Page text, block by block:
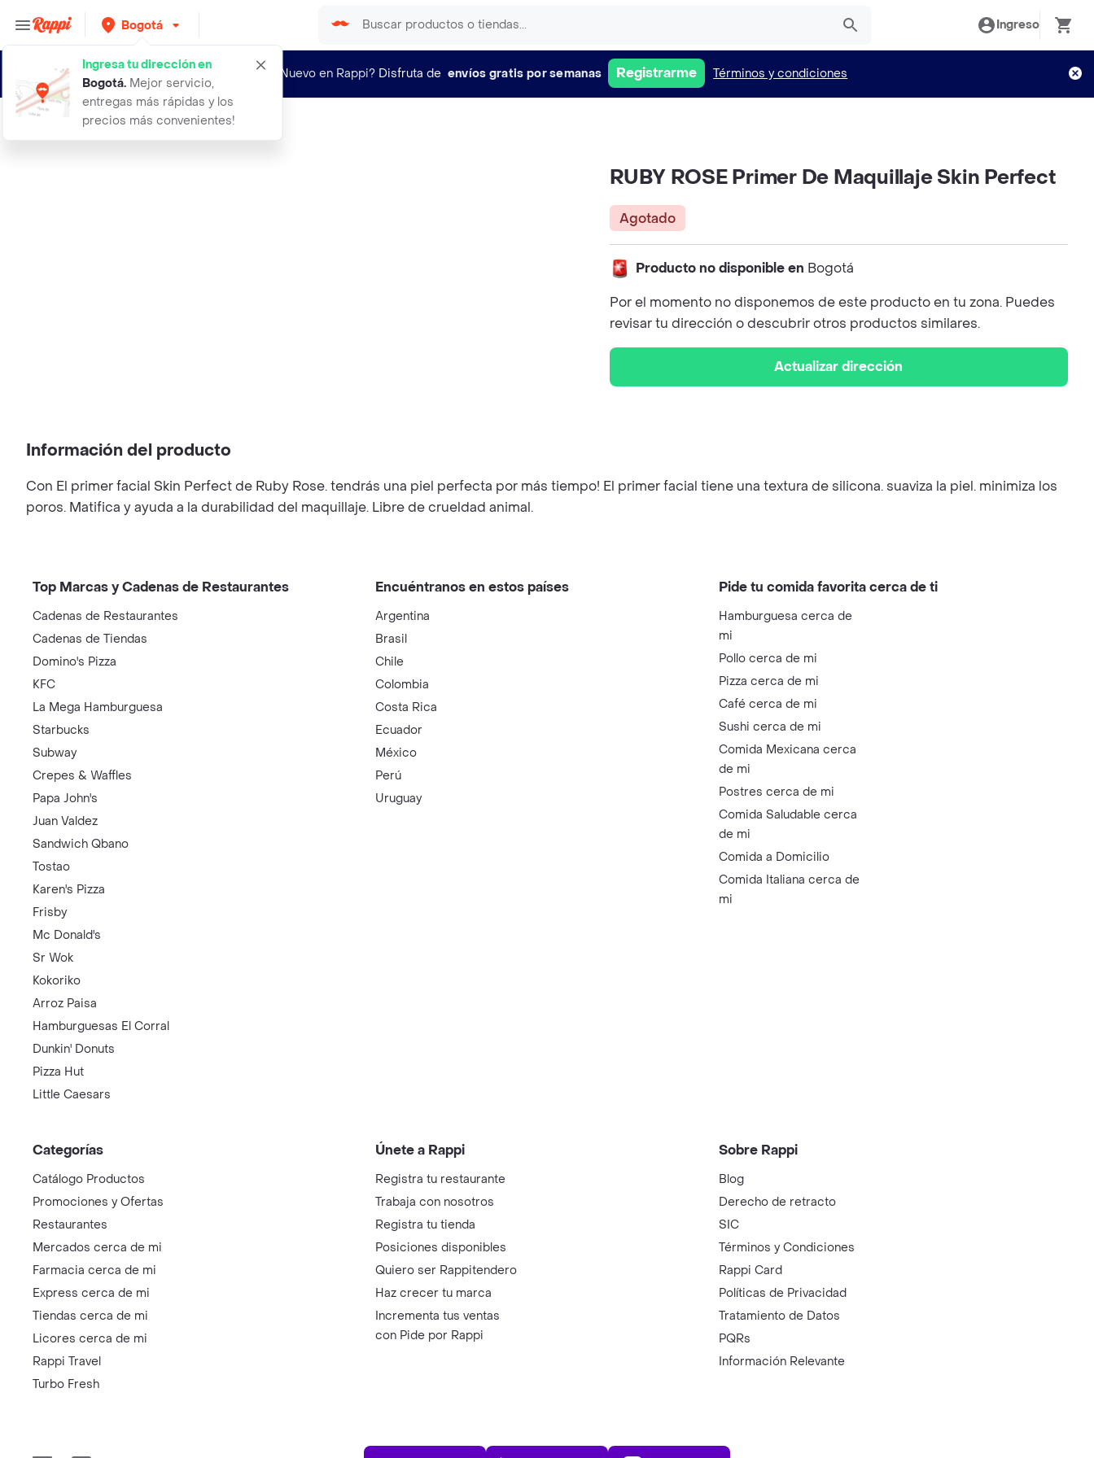
Bogotá
Ingresa tu dirección en
Bogotá. Mejor servicio,
entregas más rápidas y los
precios más convenientes!
Ingreso
¿Nuevo en Rappi? Disfruta de envíos gratis por semanas Registrarme Términos y condiciones
ruby rose primer de maquillaje skin
RUBY ROSE Primer De Maquillaje Skin Perfect
Agotado
Producto no disponible en Bogotá
Por el momento no disponemos de este producto en tu zona. Puedes
revisar tu dirección o descubrir otros productos similares.
Actualizar dirección
Información del producto
Con El primer facial Skin Perfect de Ruby Rose. tendrás una piel perfecta por más tiempo! El primer facial tiene una textura de silicona. suaviza la piel. minimiza los
poros. Matifica y ayuda a la durabilidad del maquillaje. Libre de crueldad animal.
Top Marcas y Cadenas de Restaurantes
Cadenas de Restaurantes
Cadenas de Tiendas
Domino's Pizza
KFC
La Mega Hamburguesa
Starbucks
Subway
Crepes & Waffles
Papa John's
Juan Valdez
Sandwich Qbano
Tostao
Karen's Pizza
Frisby
Mc Donald's
Sr Wok
Kokoriko
Arroz Paisa
Hamburguesas El Corral
Dunkin' Donuts
Pizza Hut
Little Caesars
Encuéntranos en estos países
Argentina
Brasil
Chile
Colombia
Costa Rica
Ecuador
México
Perú
Uruguay
Pide tu comida favorita cerca de ti
Hamburguesa cerca de
mi
Pollo cerca de mi
Pizza cerca de mi
Café cerca de mi
Sushi cerca de mi
Comida Mexicana cerca
de mi
Postres cerca de mi
Comida Saludable cerca
de mi
Comida a Domicilio
Comida Italiana cerca de
mi
Categorías
Catálogo Productos
Promociones y Ofertas
Restaurantes
Mercados cerca de mi
Farmacia cerca de mi
Express cerca de mi
Tiendas cerca de mi
Licores cerca de mi
Rappi Travel
Turbo Fresh
Únete a Rappi
Registra tu restaurante
Trabaja con nosotros
Registra tu tienda
Posiciones disponibles
Quiero ser Rappitendero
Haz crecer tu marca
Incrementa tus ventas
con Pide por Rappi
Sobre Rappi
Blog
Derecho de retracto
SIC
Términos y Condiciones
Rappi Card
Políticas de Privacidad
Tratamiento de Datos
PQRs
Información Relevante
App Store Play Store AppGallery